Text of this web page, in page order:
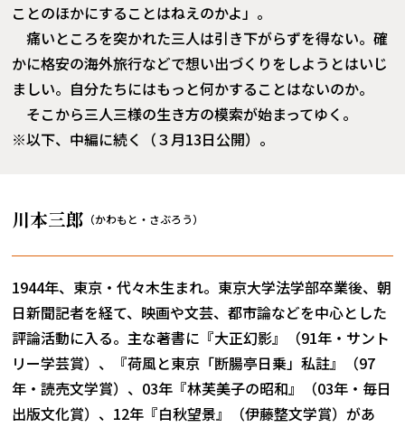
ことのほかにすることはねえのかよ」。
痛いところを突かれた三人は引き下がらずを得ない。確
かに格安の海外旅行などで想い出づくりをしようとはいじ
ましい。自分たちにはもっと何かすることはないのか。
そこから三人三様の生き方の模索が始まってゆく。
※以下、中編に続く（３月13日公開）。
川本三郎 （かわもと・さぶろう）
1944年、東京・代々木生まれ。東京大学法学部卒業後、朝
日新聞記者を経て、映画や文芸、都市論などを中心とした
評論活動に入る。主な著書に『大正幻影』（91年・サント
リー学芸賞）、『荷風と東京「断腸亭日乗」私註』（97
年・読売文学賞）、03年『林芙美子の昭和』（03年・毎日
出版文化賞）、12年『白秋望景』（伊藤整文学賞）があ